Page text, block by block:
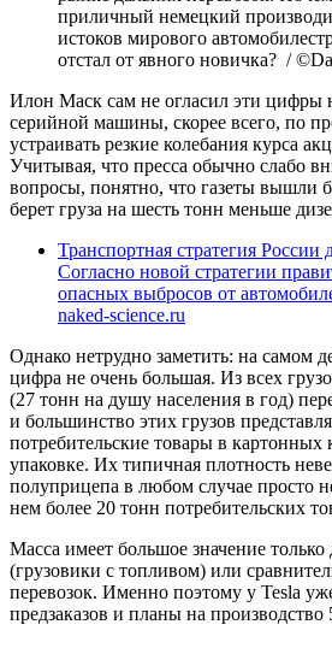
приличный немецкий
истоков мирового
отстал от явного новичка? /
Илон Маск сам не огласил эти цифры
серийной машины, скорее всего, по
устраивать резкие колебания курса
Учитывая, что пресса обычно слабо
вопросы, понятно, что газеты вышли
берет груза на шесть тонн меньше
Транспортная стратегия России
Согласно новой стратегии
опасных выбросов от
naked-science.ru
Однако нетрудно заметить: на самом
цифра не очень большая. Из всех
(27 тонн на душу населения в год)
и большинство этих грузов
потребительские товары в картонных
упаковке. Их типичная плотность
полуприцепа в любом случае просто
нем более 20 тонн потребительских
Масса имеет большое значение
(грузовики с топливом) или
перевозок. Именно поэтому у Tesla
предзаказов и планы на